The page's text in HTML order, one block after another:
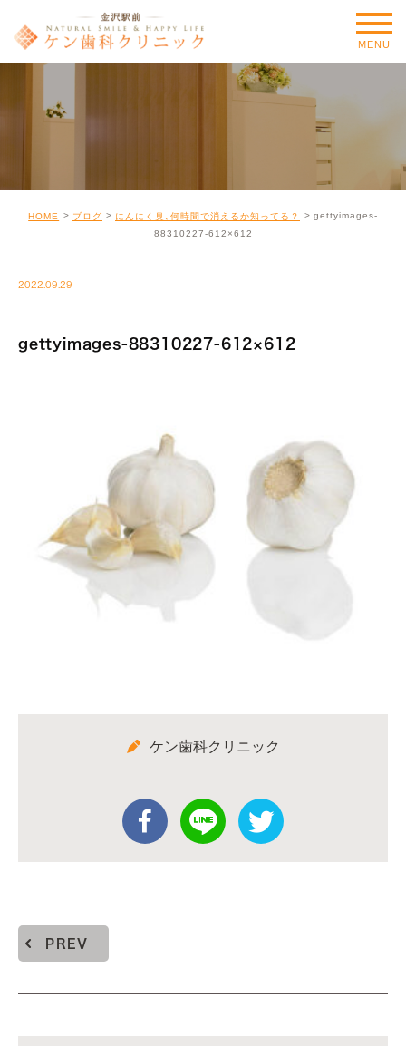
MENU
HOME ブログ にんにく臭､何時間で消えるか知ってる？
gettyimages-
88310227-612×612
2022.09.29
gettyimages-88310227-612×612
ケン歯科クリニック
PREV